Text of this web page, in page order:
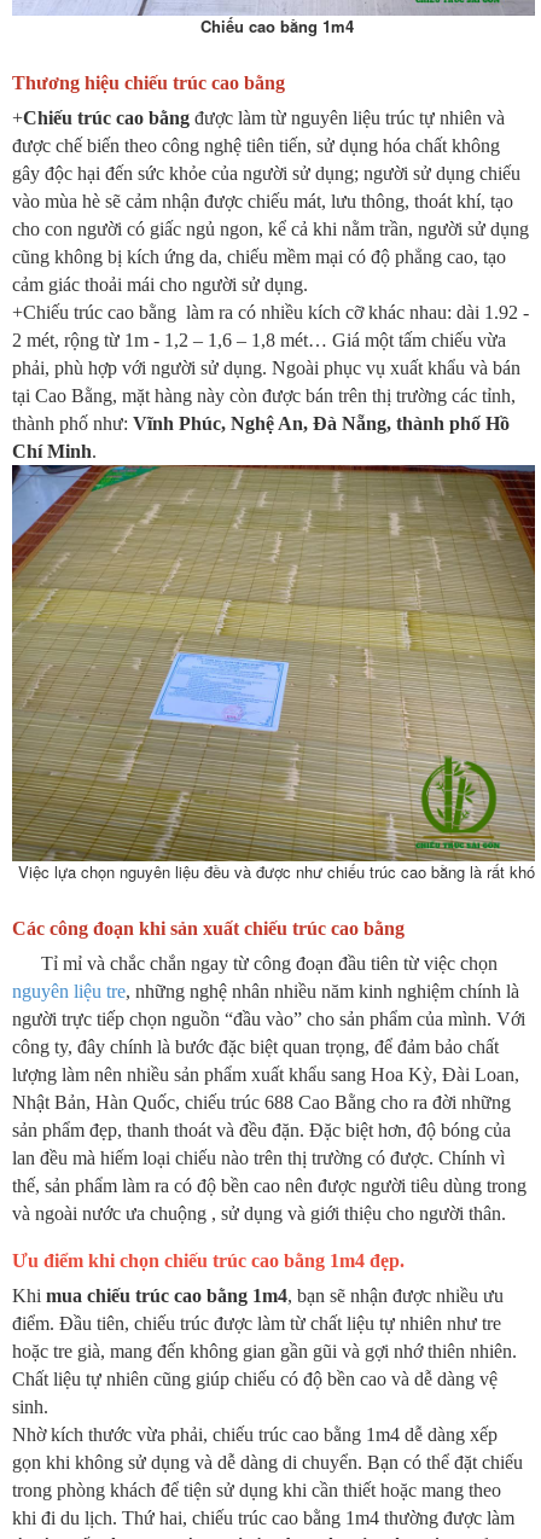
Chiếu cao bằng 1m4
Thương hiệu chiếu trúc cao bằng
+Chiếu trúc cao bằng được làm từ nguyên liệu trúc tự nhiên và
được chế biến theo công nghệ tiên tiến, sử dụng hóa chất không
gây độc hại đến sức khỏe của người sử dụng; người sử dụng chiếu
vào mùa hè sẽ cảm nhận được chiếu mát, lưu thông, thoát khí, tạo
cho con người có giấc ngủ ngon, kể cả khi nằm trần, người sử dụng
cũng không bị kích ứng da, chiếu mềm mại có độ phẳng cao, tạo
cảm giác thoải mái cho người sử dụng.
+Chiếu trúc cao bằng làm ra có nhiều kích cỡ khác nhau: dài 1.92 -
2 mét, rộng từ 1m - 1,2 – 1,6 – 1,8 mét… Giá một tấm chiếu vừa
phải, phù hợp với người sử dụng. Ngoài phục vụ xuất khẩu và bán
tại Cao Bằng, mặt hàng này còn được bán trên thị trường các tỉnh,
thành phố như: Vĩnh Phúc, Nghệ An, Đà Nẵng, thành phố Hồ
Chí Minh.
Việc lựa chọn nguyên liệu đều và được như chiếu trúc cao bằng là rất khó
Các công đoạn khi sản xuất chiếu trúc cao bằng
Tỉ mỉ và chắc chắn ngay từ công đoạn đầu tiên từ việc chọn
nguyên liệu tre, những nghệ nhân nhiều năm kinh nghiệm chính là
người trực tiếp chọn nguồn “đầu vào” cho sản phẩm của mình. Với
công ty, đây chính là bước đặc biệt quan trọng, để đảm bảo chất
lượng làm nên nhiều sản phẩm xuất khẩu sang Hoa Kỳ, Đài Loan,
Nhật Bản, Hàn Quốc, chiếu trúc 688 Cao Bằng cho ra đời những
sản phẩm đẹp, thanh thoát và đều đặn. Đặc biệt hơn, độ bóng của
lan đều mà hiếm loại chiếu nào trên thị trường có được. Chính vì
thế, sản phẩm làm ra có độ bền cao nên được người tiêu dùng trong
và ngoài nước ưa chuộng , sử dụng và giới thiệu cho người thân.
Ưu điểm khi chọn chiếu trúc cao bằng 1m4 đẹp.
Khi mua chiếu trúc cao bằng 1m4, bạn sẽ nhận được nhiều ưu
điểm. Đầu tiên, chiếu trúc được làm từ chất liệu tự nhiên như tre
hoặc tre già, mang đến không gian gần gũi và gợi nhớ thiên nhiên.
Chất liệu tự nhiên cũng giúp chiếu có độ bền cao và dễ dàng vệ
sinh.
Nhờ kích thước vừa phải, chiếu trúc cao bằng 1m4 dễ dàng xếp
gọn khi không sử dụng và dễ dàng di chuyển. Bạn có thể đặt chiếu
trong phòng khách để tiện sử dụng khi cần thiết hoặc mang theo
khi đi du lịch. Thứ hai, chiếu trúc cao bằng 1m4 thường được làm